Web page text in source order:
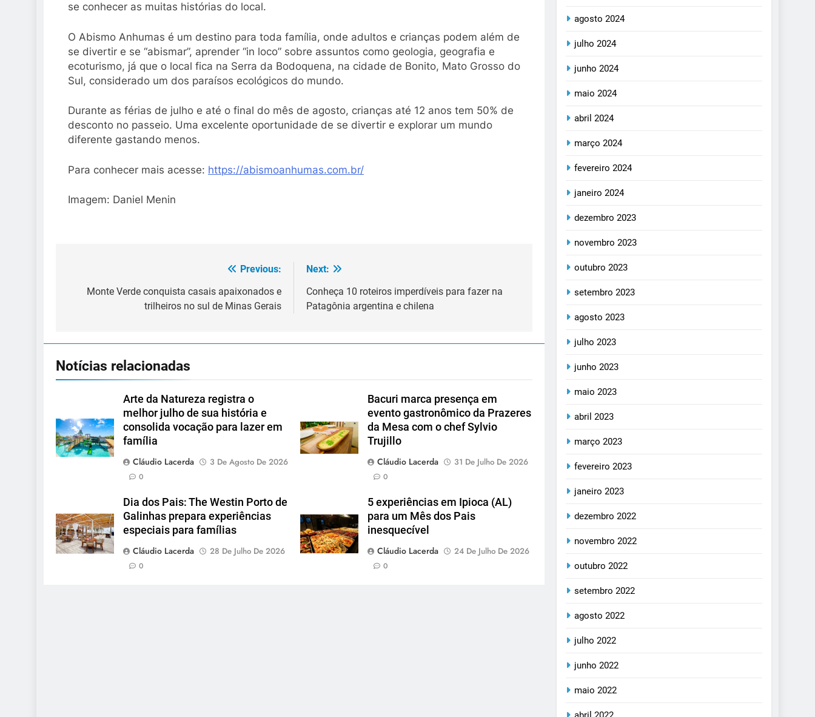
se conhecer as muitas histórias do local.
O Abismo Anhumas é um destino para toda família, onde adultos e crianças podem além de
se divertir e se “abismar”, aprender “in loco” sobre assuntos como geologia, geografia e
ecoturismo, já que o local fica na Serra da Bodoquena, na cidade de Bonito, Mato Grosso do
Sul, considerado um dos paraísos ecológicos do mundo.
Durante as férias de julho e até o final do mês de agosto, crianças até 12 anos tem 50% de
desconto no passeio. Uma excelente oportunidade de se divertir e explorar um mundo
diferente gastando menos.
Para conhecer mais acesse: https://abismoanhumas.com.br/
Imagem: Daniel Menin
Previous:
Monte Verde conquista casais apaixonados e
trilheiros no sul de Minas Gerais
Next:
Conheça 10 roteiros imperdíveis para fazer na
Patagônia argentina e chilena
Notícias relacionadas
Arte da Natureza registra o
melhor julho de sua história e
consolida vocação para lazer em
família
Cláudio Lacerda
3 De Agosto De 2026
0
Bacuri marca presença em
evento gastronômico da Prazeres
da Mesa com o chef Sylvio
Trujillo
Cláudio Lacerda
31 De Julho De 2026
0
Dia dos Pais: The Westin Porto de
Galinhas prepara experiências
especiais para famílias
Cláudio Lacerda
28 De Julho De 2026
0
5 experiências em Ipioca (AL)
para um Mês dos Pais
inesquecível
Cláudio Lacerda
24 De Julho De 2026
0
agosto 2024
julho 2024
junho 2024
maio 2024
abril 2024
março 2024
fevereiro 2024
janeiro 2024
dezembro 2023
novembro 2023
outubro 2023
setembro 2023
agosto 2023
julho 2023
junho 2023
maio 2023
abril 2023
março 2023
fevereiro 2023
janeiro 2023
dezembro 2022
novembro 2022
outubro 2022
setembro 2022
agosto 2022
julho 2022
junho 2022
maio 2022